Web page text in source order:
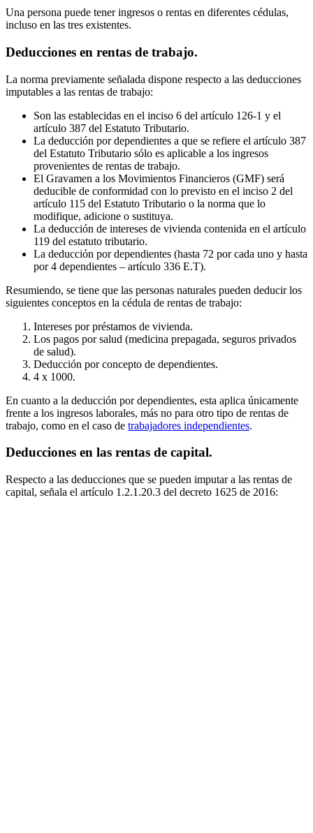
Una persona puede tener ingresos o rentas en diferentes cédulas,
incluso en las tres existentes.
Deducciones en rentas de trabajo.
La norma previamente señalada dispone respecto a las deducciones
imputables a las rentas de trabajo:
Son las establecidas en el inciso 6 del artículo 126-1 y el
artículo 387 del Estatuto Tributario.
La deducción por dependientes a que se refiere el artículo 387
del Estatuto Tributario sólo es aplicable a los ingresos
provenientes de rentas de trabajo.
El Gravamen a los Movimientos Financieros (GMF) será
deducible de conformidad con lo previsto en el inciso 2 del
artículo 115 del Estatuto Tributario o la norma que lo
modifique, adicione o sustituya.
La deducción de intereses de vivienda contenida en el artículo
119 del estatuto tributario.
La deducción por dependientes (hasta 72 por cada uno y hasta
por 4 dependientes – artículo 336 E.T).
Resumiendo, se tiene que las personas naturales pueden deducir los
siguientes conceptos en la cédula de rentas de trabajo:
Intereses por préstamos de vivienda.
Los pagos por salud (medicina prepagada, seguros privados
de salud).
Deducción por concepto de dependientes.
4 x 1000.
En cuanto a la deducción por dependientes, esta aplica únicamente
frente a los ingresos laborales, más no para otro tipo de rentas de
trabajo, como en el caso de trabajadores independientes.
Deducciones en las rentas de capital.
Respecto a las deducciones que se pueden imputar a las rentas de
capital, señala el artículo 1.2.1.20.3 del decreto 1625 de 2016: